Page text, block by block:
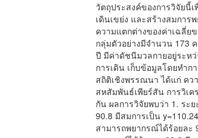
วัตถุประสงค์ของการวิจัยนี้
เดินเขย่ง และสร้างสมการ
ความแตกต่างของค่าเฉลี่ย
กลุ่มตัวอย่างมีจำนวน 173
ปี มีค่าดัชนีมวลกายอยู่ระห
การเดิน เก็บข้อมูลโดยทำก
สถิติเชิงพรรณนา ได้แก่ คว
สหสัมพันธ์เพียร์สัน การวิเค
กัน ผลการวิจัยพบว่า 1. ระ
90.8 มีสมการเป็น
สามารถพยากรณ์ได้ร้อยละ